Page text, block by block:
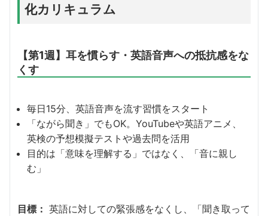
化カリキュラム
【第1週】耳を慣らす・英語音声への抵抗感をな
くす
毎日15分、英語音声を流す習慣をスタート
「ながら聞き」でもOK。YouTubeや英語アニメ、
英検の予想模擬テストや過去問を活用
目的は「意味を理解する」ではなく、「音に親し
む」
目標： 英語に対しての緊張感をなくし、「聞き取って